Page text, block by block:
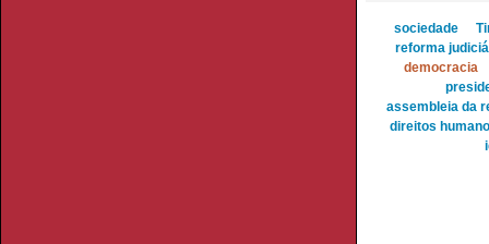
sociedade
reforma
democracia
assembleia da
direitos